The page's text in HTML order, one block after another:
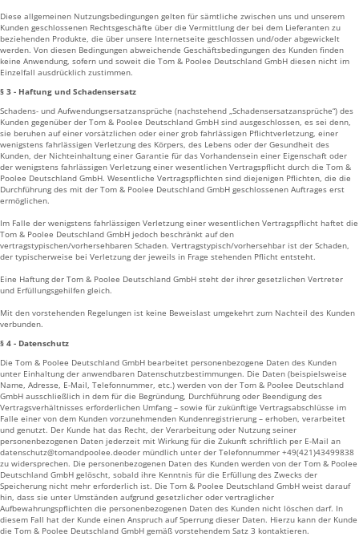
Diese allgemeinen Nutzungsbedingungen gelten für sämtliche zwischen uns und unserem
Kunden geschlossenen Rechtsgeschäfte über die Vermittlung der bei dem Lieferanten zu
beziehenden Produkte, die über unsere Internetseite geschlossen und/oder abgewickelt
werden. Von diesen Bedingungen abweichende Geschäftsbedingungen des Kunden finden
keine Anwendung, sofern und soweit die Tom & Poolee Deutschland GmbH diesen nicht im
Einzelfall ausdrücklich zustimmen.
§ 3 - Haftung und Schadensersatz
Schadens- und Aufwendungsersatzansprüche (nachstehend „Schadensersatzansprüche“) des
Kunden gegenüber der Tom & Poolee Deutschland GmbH sind ausgeschlossen, es sei denn,
sie beruhen auf einer vorsätzlichen oder einer grob fahrlässigen Pflichtverletzung, einer
wenigstens fahrlässigen Verletzung des Körpers, des Lebens oder der Gesundheit des
Kunden, der Nichteinhaltung einer Garantie für das Vorhandensein einer Eigenschaft oder
der wenigstens fahrlässigen Verletzung einer wesentlichen Vertragspflicht durch die Tom &
Poolee Deutschland GmbH. Wesentliche Vertragspflichten sind diejenigen Pflichten, die die
Durchführung des mit der Tom & Poolee Deutschland GmbH geschlossenen Auftrages erst
ermöglichen.
Im Falle der wenigstens fahrlässigen Verletzung einer wesentlichen Vertragspflicht haftet die
Tom & Poolee Deutschland GmbH jedoch beschränkt auf den
vertragstypischen/vorhersehbaren Schaden. Vertragstypisch/vorhersehbar ist der Schaden,
der typischerweise bei Verletzung der jeweils in Frage stehenden Pflicht entsteht.
Eine Haftung der Tom & Poolee Deutschland GmbH steht der ihrer gesetzlichen Vertreter
und Erfüllungsgehilfen gleich.
Mit den vorstehenden Regelungen ist keine Beweislast umgekehrt zum Nachteil des Kunden
verbunden.
§ 4 - Datenschutz
Die Tom & Poolee Deutschland GmbH bearbeitet personenbezogene Daten des Kunden
unter Einhaltung der anwendbaren Datenschutzbestimmungen. Die Daten (beispielsweise
Name, Adresse, E-Mail, Telefonnummer, etc.) werden von der Tom & Poolee Deutschland
GmbH ausschließlich in dem für die Begründung, Durchführung oder Beendigung des
Vertragsverhältnisses erforderlichen Umfang – sowie für zukünftige Vertragsabschlüsse im
Falle einer von dem Kunden vorzunehmenden Kundenregistrierung – erhoben, verarbeitet
und genutzt. Der Kunde hat das Recht, der Verarbeitung oder Nutzung seiner
personenbezogenen Daten jederzeit mit Wirkung für die Zukunft schriftlich per E-Mail an
datenschutz@tomandpoolee.deoder mündlich unter der Telefonnummer +49(421)43499838
zu widersprechen. Die personenbezogenen Daten des Kunden werden von der Tom & Poolee
Deutschland GmbH gelöscht, sobald ihre Kenntnis für die Erfüllung des Zwecks der
Speicherung nicht mehr erforderlich ist. Die Tom & Poolee Deutschland GmbH weist darauf
hin, dass sie unter Umständen aufgrund gesetzlicher oder vertraglicher
Aufbewahrungspflichten die personenbezogenen Daten des Kunden nicht löschen darf. In
diesem Fall hat der Kunde einen Anspruch auf Sperrung dieser Daten. Hierzu kann der Kunde
die Tom & Poolee Deutschland GmbH gemäß vorstehendem Satz 3 kontaktieren.